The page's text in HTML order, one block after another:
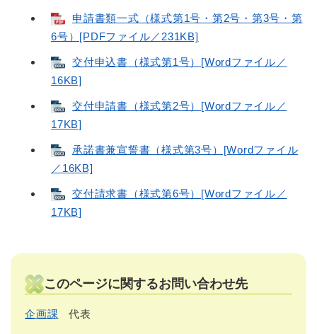
申請書類一式（様式第1号・第2号・第3号・第
6号）[PDFファイル／231KB]
交付申込書（様式第1号）[Wordファイル／
16KB]
交付申請書（様式第2号）[Wordファイル／
17KB]
承諾書兼宣誓書（様式第3号）[Wordファイル
／16KB]
交付請求書（様式第6号）[Wordファイル／
17KB]
このページに関するお問い合わせ先
企画課 代表